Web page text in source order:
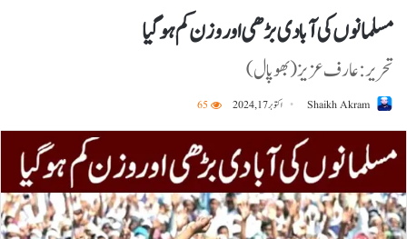
مسلمانوں کی آبادی بڑھی اور وزن کم ہوگیا
تحریر: عارف عزیز (بھوپال)
Shaikh Akram اکتوبر 17, 2024 65